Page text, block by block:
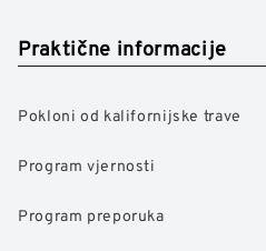
Praktične informacije
Pokloni od kalifornijske trave
Program vjernosti
Program preporuka